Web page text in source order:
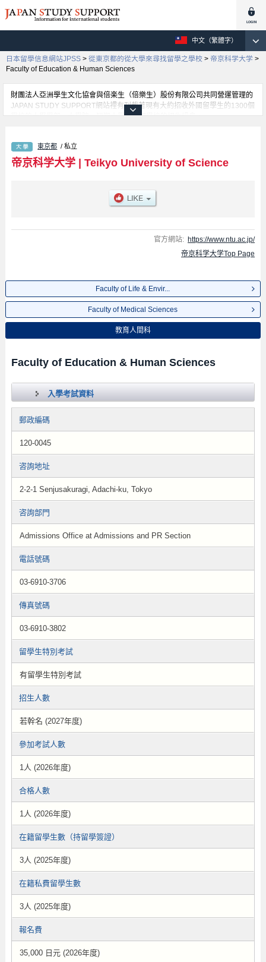
中文（繁體字）
日本留學信息網站JPSS > 從東京都的從大學來尋找留學之學校 > 帝京科学大学 >
Faculty of Education & Human Sciences
財團法人亞洲學生文化協會與倍楽生（倍樂生）股份有限公司共同營運管理的
JAPAN STUDY SUPPORT網站裡有刊載著現有大約招收外國留學生的1300個
學校的大學學部、大學院、短期大學、專門學校的招生訊息。
科學部等各別學部的不同訊息，以及招收名額、合格人數等考試資訊、設施介
紹、聯絡方式等對外國留學生是必要之訊息都刊載於此，請務必查閱及利用此
網站。
東京都 / 私立
帝京科学大学| Teikyo University of Science
官方網站: https://www.ntu.ac.jp/
帝京科学大学Top Page
Faculty of Life & Envir...
Faculty of Medical Sciences
教育人間科
Faculty of Education & Human Sciences
入學考試資料
郵政編碼
120-0045
咨詢地址
2-2-1 Senjusakuragi, Adachi-ku, Tokyo
咨詢部門
Admissions Office at Admissions and PR Section
電話號碼
03-6910-3706
傳真號碼
03-6910-3802
留學生特別考試
有留學生特別考試
招生人數
若幹名 (2027年度)
參加考試人數
1人 (2026年度)
合格人數
1人 (2026年度)
在籍留學生數（持留學簽證）
3人 (2025年度)
在籍私費留學生數
3人 (2025年度)
報名費
35,000 日元 (2026年度)